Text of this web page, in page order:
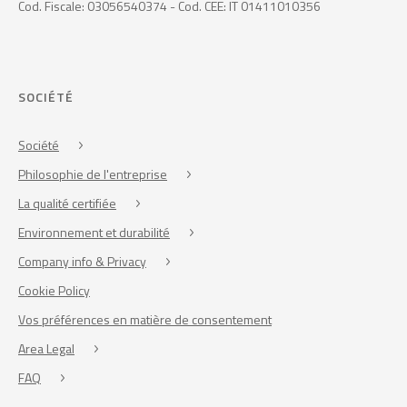
Cod. Fiscale: 03056540374 - Cod. CEE: IT 01411010356
SOCIÉTÉ
Société
Philosophie de l'entreprise
La qualité certifiée
Environnement et durabilité
Company info & Privacy
Cookie Policy
Vos préférences en matière de consentement
Area Legal
FAQ